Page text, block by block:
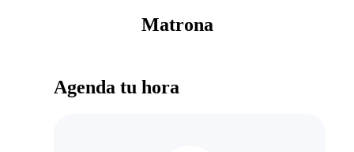
Matrona
Agenda tu hora